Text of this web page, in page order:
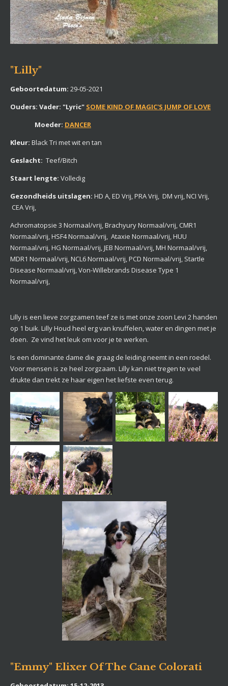
"Lilly"
Geboortedatum: 29-05-2021
Ouders: Vader: "Lyric" SOME KIND OF MAGIC'S JUMP OF LOVE
Moeder: DANCER
Kleur: Black Tri met wit en tan
Geslacht: Teef/Bitch
Staart lengte: Volledig
Gezondheids uitslagen: HD A, ED Vrij,PRA Vrij, DM vrij, NCI Vrij,
CEA Vrij,
Achromatopsie 3 Normaal/vrij, Brachyury Normaal/vrij, CMR1
Normaal/vrij, HSF4 Normaal/vrij, Ataxie Normaal/vrij, HUU
Normaal/vrij, HG Normaal/vrij, JEB Normaal/vrij, MH Normaal/vrij,
MDR1 Normaal/vrij, NCL6 Normaal/vrij, PCD Normaal/vrij, Startle
Disease Normaal/vrij, Von-Willebrands Disease Type 1
Normaal/vrij,
Lilly is een lieve zorgzamen teef ze is met onze zoon Levi 2 handen
op 1 buik. Lilly Houd heel erg van knuffelen, water en dingen met je
doen. Ze vind het leuk om voor je te werken.
Is een dominante dame die graag de leiding neemt in een roedel.
Voor mensen is ze heel zorgzaam. Lilly kan niet tregen te veel
drukte dan trekt ze haar eigen het liefste even terug.
"Emmy" Elixer Of The Cane Colorati